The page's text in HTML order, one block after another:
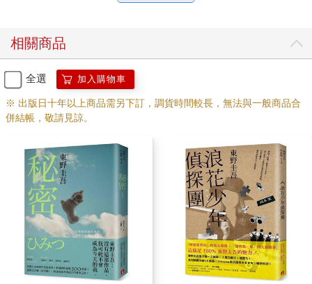
看到滑雪客歡樂的表情，就覺得自己所有的辛苦都值回了票價。
倉田在二十年前進入廣世觀光株式會社任職，公司在那之前開始
參與滑雪場的經營業務，在公司旗下的所有滑雪場中，這個滑雪
場最具代表性。原本由幾個村莊和城鎮各自經營小型滑雪場，公
司收購了這些滑雪場後，改建成新月高原滑雪場後重新開幕，由
廣世觀光百分之百出資的子公司新月高原飯店暨度假村株式會社
倉田在進公司的第五年被派到這家子公司，而且並不是派他到飯
店事業總部，而是負責吊椅纜車和箱型纜車運行的索道事業總
部。從那一年開始，在即將進入滑雪季節的十一月到隔年五月的
黃金週為止，他每年都在這裡生活，所以目前已經過了而立之
年，仍然未能結婚成家。六年前，他被拔擢為索道部經理，同時
成為索道技術方面的管理者。在吊椅纜車和箱型纜車的安全運行
問題上，他的職位僅次於社長和索道事業總部部長，工作的內容
當然並非只負責纜車問題，管理整個滑雪場，維持安全和舒適的
遊樂環境也是他的重要工作。
相關商品
全選 加入購物車
※ 出版日十年以上商品需另下訂，調貨時間較長，無法與一般商品合
併結帳，敬請見諒。